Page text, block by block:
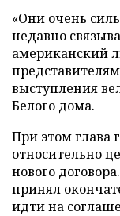
«Они очень
недавно
американский
выступления
Белого дома.
При этом глава
относительно
нового
принял
идти на